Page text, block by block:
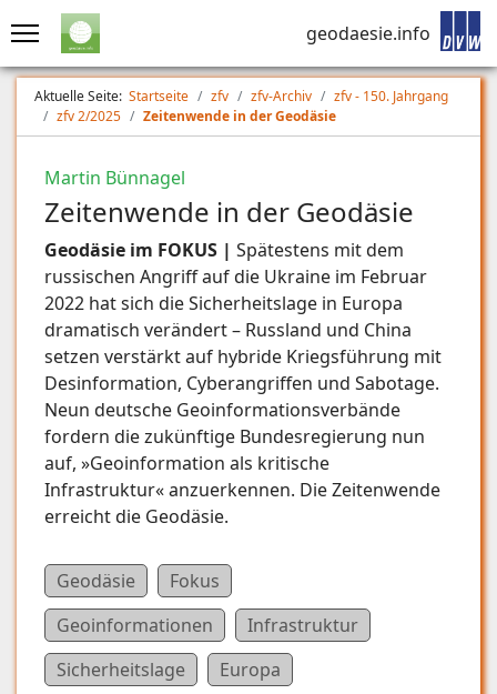
geodaesie.info
Aktuelle Seite: Startseite zfv zfv-Archiv
zfv - 150. Jahrgang
zfv 2/2025
Zeitenwende in der Geodäsie
Martin Bünnagel
Zeitenwende in der Geodäsie
Geodäsie im FOKUS | Spätestens mit dem
russischen Angriff auf die Ukraine im Februar
2022 hat sich die Sicherheitslage in Europa
dramatisch verändert – Russland und China
setzen verstärkt auf hybride Kriegsführung mit
Desinformation, Cyberangriffen und Sabotage.
Neun deutsche Geoinformationsverbände
fordern die zukünftige Bundesregierung nun
auf, »Geoinformation als kritische
Infrastruktur« anzuerkennen. Die Zeitenwende
erreicht die Geodäsie.
Geodäsie
Fokus
Geoinformationen
Infrastruktur
Sicherheitslage
Europa